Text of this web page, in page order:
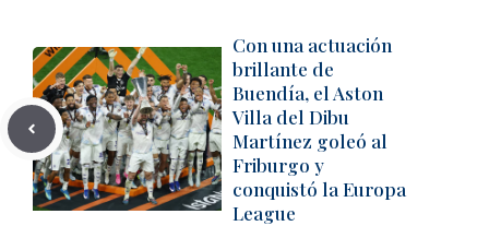
Con una actuación
brillante de
Buendía, el Aston
Villa del Dibu
Martínez goleó al
Friburgo y
conquistó la Europa
League